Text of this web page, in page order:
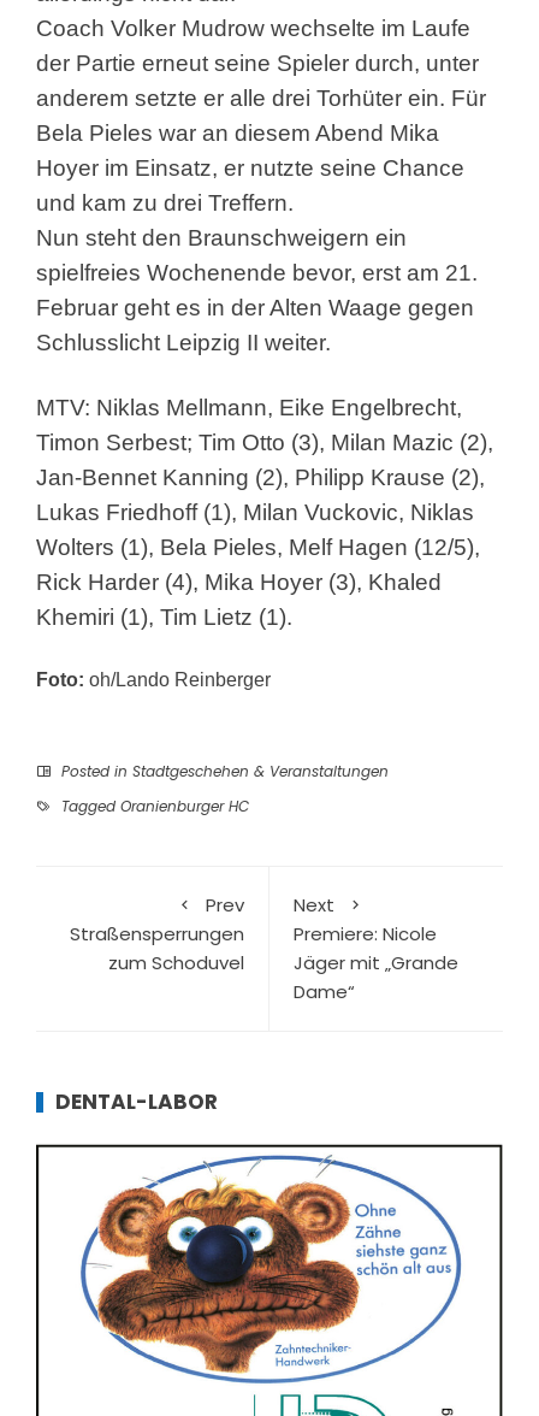
Coach Volker Mudrow wechselte im Laufe
der Partie erneut seine Spieler durch, unter
anderem setzte er alle drei Torhüter ein. Für
Bela Pieles war an diesem Abend Mika
Hoyer im Einsatz, er nutzte seine Chance
und kam zu drei Treffern.
Nun steht den Braunschweigern ein
spielfreies Wochenende bevor, erst am 21.
Februar geht es in der Alten Waage gegen
Schlusslicht Leipzig II weiter.
MTV: Niklas Mellmann, Eike Engelbrecht,
Timon Serbest; Tim Otto (3), Milan Mazic (2),
Jan-Bennet Kanning (2), Philipp Krause (2),
Lukas Friedhoff (1), Milan Vuckovic, Niklas
Wolters (1), Bela Pieles, Melf Hagen (12/5),
Rick Harder (4), Mika Hoyer (3), Khaled
Khemiri (1), Tim Lietz (1).
Foto: oh/Lando Reinberger
Posted in Stadtgeschehen & Veranstaltungen
Tagged Oranienburger HC
Prev
Straßensperrungen
zum Schoduvel
Next
Premiere: Nicole
Jäger mit „Grande
Dame“
DENTAL-LABOR